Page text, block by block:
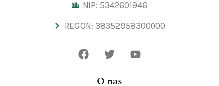
NIP: 5342601946
REGON: 38352958300000
O nas